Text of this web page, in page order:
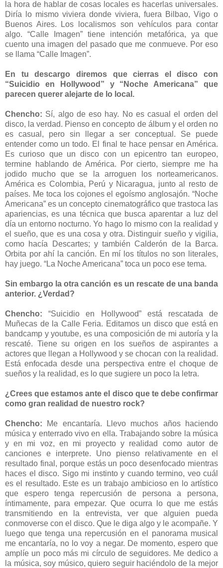
la hora de hablar de cosas locales es hacerlas universales.
Diría lo mismo viviera donde viviera, fuera Bilbao, Vigo o
Buenos Aires. Los localismos son vehículos para contar
algo. “Calle Imagen” tiene intención metafórica, ya que
cuento una imagen del pasado que me conmueve. Por eso
se llama “Calle Imagen”.
En tu descargo diremos que cierras el disco con
“Suicidio en Hollywood” y “Noche Americana” que
parecen querer alejarte de lo local.
Chencho: Sí, algo de eso hay. No es casual el orden del
disco, la verdad. Pienso en concepto de álbum y el orden no
es casual, pero sin llegar a ser conceptual. Se puede
entender como un todo. El final te hace pensar en América.
Es curioso que un disco con un epicentro tan europeo,
termine hablando de América. Por cierto, siempre me ha
jodido mucho que se la arroguen los norteamericanos.
América es Colombia, Perú y Nicaragua, junto al resto de
países. Me toca los cojones el egoísmo anglosajón. “Noche
Americana” es un concepto cinematográfico que trastoca las
apariencias, es una técnica que busca aparentar a luz del
día un entorno nocturno. Yo hago lo mismo con la realidad y
el sueño, que es una cosa y otra. Distinguir sueño y vigilia,
como hacía Descartes; y también Calderón de la Barca.
Orbita por ahí la canción. En mí los títulos no son literales,
hay juego. “La Noche Americana” toca un poco ese tema.
Sin embargo la otra canción es un rescate de una banda
anterior. ¿Verdad?
Chencho:“Suicidio en Hollywood” está rescatada de
Muñecas de la Calle Feria. Editamos un disco que está en
bandcamp y youtube, es una composición de mi autoría y la
rescaté. Tiene su origen en los sueños de aspirantes a
actores que llegan a Hollywood y se chocan con la realidad.
Está enfocada desde una perspectiva entre el choque de
sueños y la realidad, es lo que sugiere un poco la letra.
¿Crees que estamos ante el disco que te debe confirmar
como gran realidad de nuestro rock?
Chencho: Me encantaría. Llevo muchos años haciendo
música y enterrado vivo en ella. Trabajando sobre la música
y en mi voz, en mi proyecto y realidad como autor de
canciones e interprete. Uno pienso relativamente en el
resultado final, porque estás un poco desenfocado mientras
haces el disco. Sigo mi instinto y cuando termino, veo cuál
es el resultado. Este es un trabajo ambicioso en lo artístico
que espero tenga repercusión de persona a persona,
íntimamente, para empezar. Que ocurra lo que me estás
transmitiendo en la entrevista, ver que alguien pueda
conmoverse con el disco. Que le diga algo y le acompañe. Y
luego que tenga una repercusión en el panorama musical
me encantaría, no lo voy a negar. De momento, espero que
amplíe un poco más mi círculo de seguidores. Me dedico a
la música, soy músico, quiero seguir haciéndolo de la mejor